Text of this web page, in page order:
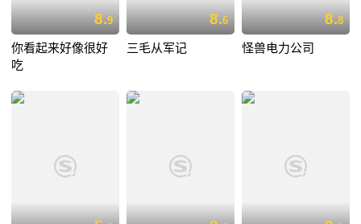
8.9
你看起来好像很好
吃
8.6
三毛从军记
8.8
怪兽电力公司